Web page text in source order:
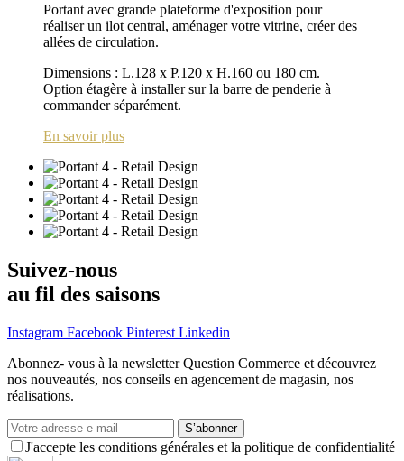
Portant avec grande plateforme d'exposition pour
réaliser un ilot central, aménager votre vitrine, créer des
allées de circulation.
Dimensions : L.128 x P.120 x H.160 ou 180 cm.
Option étagère à installer sur la barre de penderie à
commander séparément.
En savoir plus
Suivez-nous
au fil des saisons
Instagram Facebook Pinterest Linkedin
Abonnez- vous à la newsletter Question Commerce et découvrez
nos nouveautés, nos conseils en agencement de magasin, nos
réalisations.
S’abonner
J'accepte les conditions générales et la politique de confidentialité